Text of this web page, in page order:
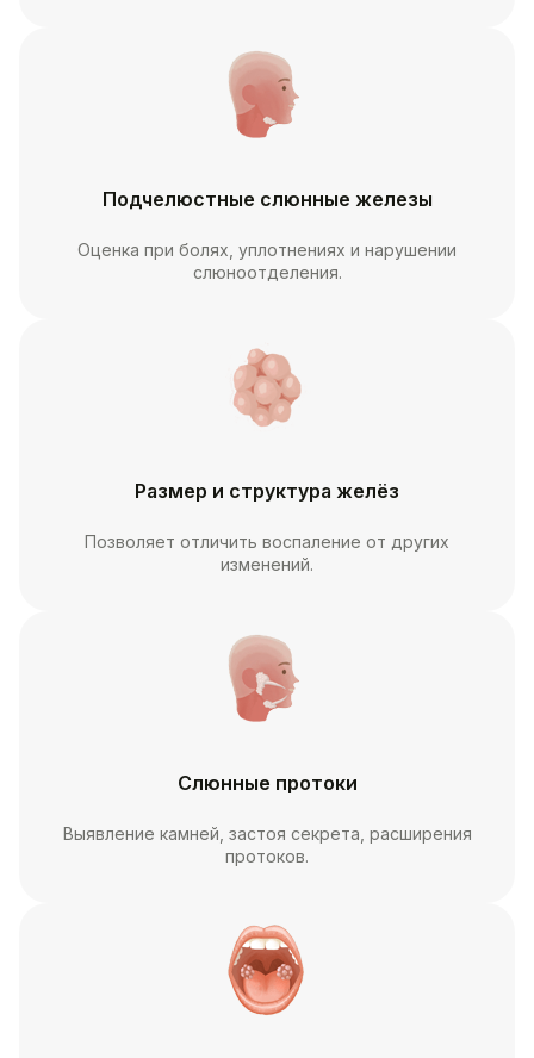
Подчелюстные слюнные железы
Оценка при болях, уплотнениях и нарушении
слюноотделения.
Размер и структура желёз
Позволяет отличить воспаление от других
изменений.
Слюнные протоки
Выявление камней, застоя секрета, расширения
протоков.